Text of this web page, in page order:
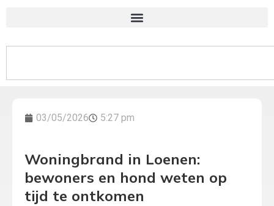
03/05/2026 5:27 pm
Woningbrand in Loenen:
bewoners en hond weten op
tijd te ontkomen